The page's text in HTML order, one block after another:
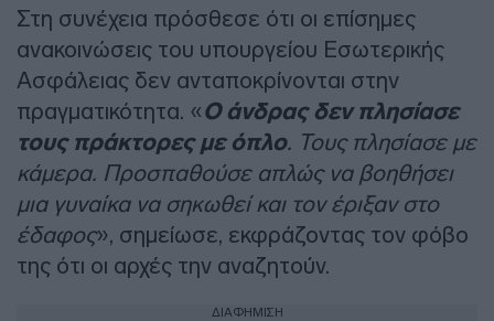
Στη συνέχεια πρόσθεσε ότι οι επίσημες
ανακοινώσεις του υπουργείου Εσωτερικής
Ασφάλειας δεν ανταποκρίνονται στην
πραγματικότητα. «Ο άνδρας δεν πλησίασε
τους πράκτορες με όπλο. Τους πλησίασε με
κάμερα. Προσπαθούσε απλώς να βοηθήσει
μια γυναίκα να σηκωθεί και τον έριξαν στο
έδαφος», σημείωσε, εκφράζοντας τον φόβο
της ότι οι αρχές την αναζητούν.
ΔΙΑΦΗΜΙΣΗ